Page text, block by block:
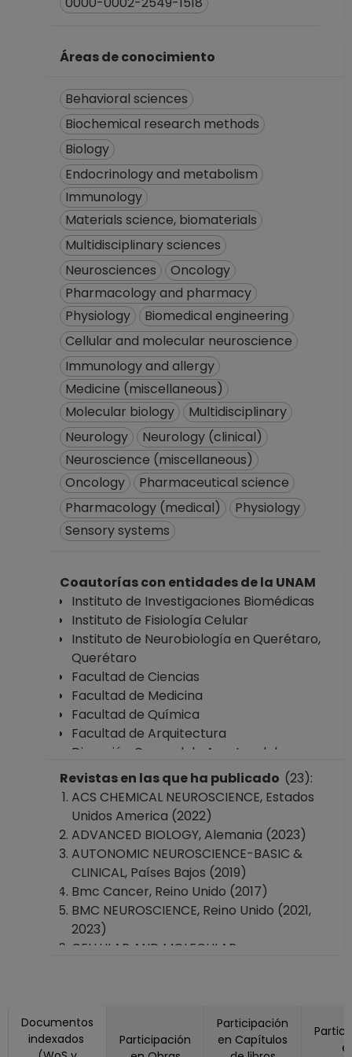
Desde 01-04-2015
Áreas de conocimiento
Behavioral sciences
Biochemical research methods
Biology
Endocrinology and metabolism
Immunology
Materials science, biomaterials
Multidisciplinary sciences
Neurosciences
Oncology
Pharmacology and pharmacy
Physiology
Biomedical engineering
Cellular and molecular neuroscience
Immunology and allergy
Medicine (miscellaneous)
Molecular biology
Multidisciplinary
Neurology
Neurology (clinical)
Neuroscience (miscellaneous)
Oncology
Pharmaceutical science
Pharmacology (medical)
Physiology
Sensory systems
Coautorías con entidades de la UNAM
Instituto de Investigaciones Biomédicas
Instituto de Fisiología Celular
Instituto de Neurobiología en Querétaro,
Querétaro
Facultad de Ciencias
Facultad de Medicina
Facultad de Química
Facultad de Arquitectura
Dirección General de Asuntos del
Personal Académico
Revistas en las que ha publicado (23):
ACS CHEMICAL NEUROSCIENCE, Estados
Unidos America (2022)
ADVANCED BIOLOGY, Alemania (2023)
AUTONOMIC NEUROSCIENCE-BASIC &
CLINICAL, Países Bajos (2019)
Bmc Cancer, Reino Unido (2017)
BMC NEUROSCIENCE, Reino Unido (2021,
2023)
CELLULAR AND MOLECULAR
FRONTIERS IN IMMUNOLOGY, Suiza (2024)
Frontiers in Integrative Neuroscience,
Documentos
indexados
Participación
Participación
en Capítulos